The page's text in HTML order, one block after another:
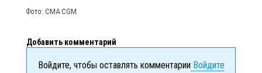
Фото: CMA CGM
Добавить комментарий
Войдите, чтобы оставлять комментарииВойдите